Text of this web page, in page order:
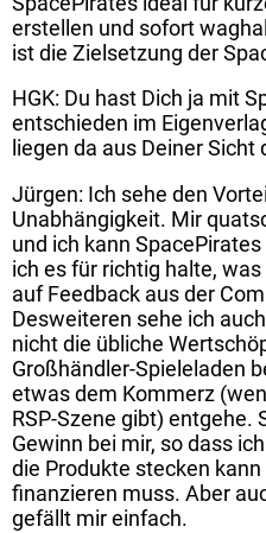
erstellen und sofort
ist die Zielsetzung der
HGK: Du hast Dich ja mit
entschieden im
liegen da aus Deiner Sicht
Jürgen: Ich sehe den
Unabhängigkeit. Mir
und ich kann
ich es für richtig halte,
auf Feedback aus der
Desweiteren sehe ich
nicht die übliche
Großhändler-Spieleladen
etwas dem Kommerz
RSP-Szene gibt) entgehe.
Gewinn bei mir, so dass
die Produkte stecken
finanzieren muss. Aber
gefällt mir einfach.